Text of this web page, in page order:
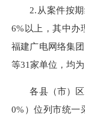
2.从案件按
6%以上，其中办
福建广电网络集
等31家单位，均为
各县（市）
0%）位列市统一